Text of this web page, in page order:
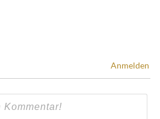
Anmelden